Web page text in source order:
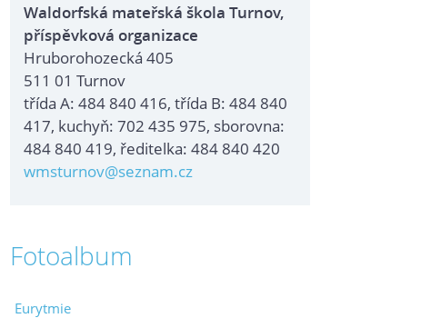
Waldorfská mateřská škola Turnov,
příspěvková organizace
Hruborohozecká 405
511 01 Turnov
třída A: 484 840 416, třída B: 484 840
417, kuchyň: 702 435 975, sborovna:
484 840 419, ředitelka: 484 840 420
wmsturnov@seznam.cz
Fotoalbum
Eurytmie